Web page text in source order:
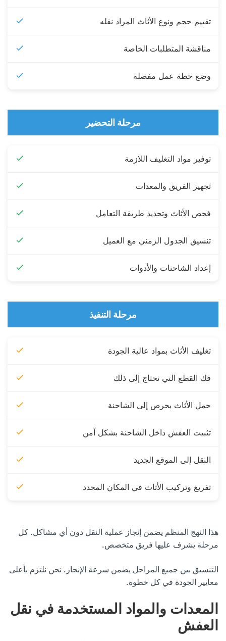
تقييم حجم ونوع الأثاث المراد نقله
مناقشة المتطلبات الخاصة
وضع خطة عمل مفصلة
مرحلة التحضير
توفير مواد التغليف اللازمة
تجهيز الفريق والمعدات
فحص الأثاث وتحديد طريقة التعامل
تنسيق الجدول الزمني مع العميل
إعداد الشاحنات والأدوات
مرحلة التنفيذ
تغليف الأثاث بمواد عالية الجودة
فك القطع التي تحتاج إلى ذلك
حمل الأثاث بحرص إلى الشاحنة
تثبيت العفش داخل الشاحنة بشكل آمن
النقل إلى الموقع الجديد
تفريغ وتركيب الأثاث في المكان المحدد
هذا النهج المنظم يضمن إنجاز عملية النقل دون أي مشاكل. كل
مرحلة يشرف عليها فريق متخصص.
التنسيق بين جميع المراحل يضمن سرعة الإنجاز. نحن نلتزم بأعلى
معايير الجودة في كل خطوة.
المعدات والمواد المستخدمة في نقل
العفش